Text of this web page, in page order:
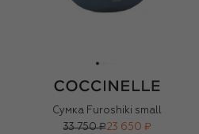
Сумка Furoshiki small
33 750 ₽23 650 ₽